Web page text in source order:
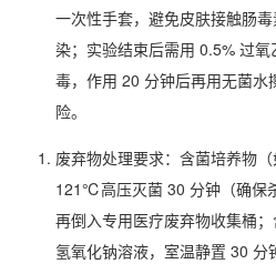
一次性手套，避免皮肤接触肠
染；实验结束后需用 0.5% 过
毒，作用 20 分钟后再用无菌
险。
废弃物处理要求：含菌培养物
121℃高压灭菌 30 分钟（确保
再倒入专用医疗废弃物收集桶
氢氧化钠溶液，室温静置 30